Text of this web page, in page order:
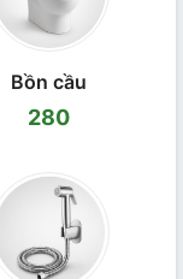
Bồn cầu
280